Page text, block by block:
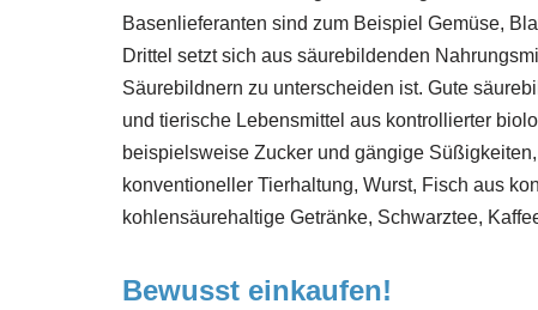
Basenlieferanten sind zum Beispiel Gemüse,
Drittel setzt sich aus säurebildenden
Säurebildnern zu unterscheiden ist. Gute
und tierische Lebensmittel aus kontrollierter
beispielsweise Zucker und gängige
konventioneller Tierhaltung, Wurst, Fisch aus
kohlensäurehaltige Getränke, Schwarztee,
Bewusst einkaufen!